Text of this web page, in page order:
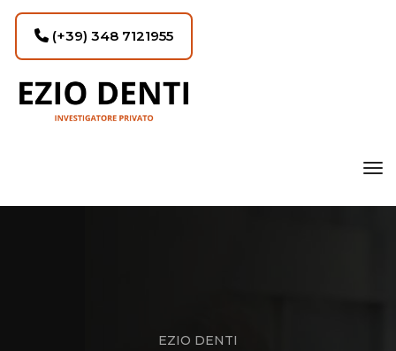
(+39) 348 7121955
EZIO DENTI